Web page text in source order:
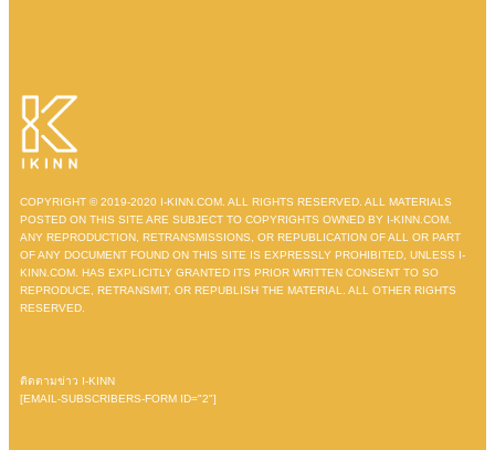
COPYRIGHT © 2019-2020 I-KINN.COM. ALL RIGHTS RESERVED. ALL MATERIALS
POSTED ON THIS SITE ARE SUBJECT TO COPYRIGHTS OWNED BY I-KINN.COM.
ANY REPRODUCTION, RETRANSMISSIONS, OR REPUBLICATION OF ALL OR PART
OF ANY DOCUMENT FOUND ON THIS SITE IS EXPRESSLY PROHIBITED, UNLESS I-
KINN.COM. HAS EXPLICITLY GRANTED ITS PRIOR WRITTEN CONSENT TO SO
REPRODUCE, RETRANSMIT, OR REPUBLISH THE MATERIAL. ALL OTHER RIGHTS
RESERVED.
ติดตามข่าว I-KINN
[EMAIL-SUBSCRIBERS-FORM ID="2"]